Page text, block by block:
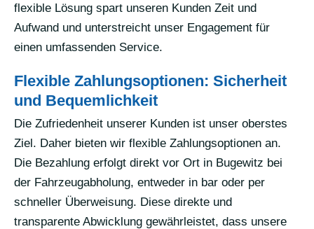
flexible Lösung spart unseren Kunden Zeit und
Aufwand und unterstreicht unser Engagement für
einen umfassenden Service.
Flexible Zahlungsoptionen: Sicherheit
und Bequemlichkeit
Die Zufriedenheit unserer Kunden ist unser oberstes
Ziel. Daher bieten wir flexible Zahlungsoptionen an.
Die Bezahlung erfolgt direkt vor Ort in Bugewitz bei
der Fahrzeugabholung, entweder in bar oder per
schneller Überweisung. Diese direkte und
transparente Abwicklung gewährleistet, dass unsere